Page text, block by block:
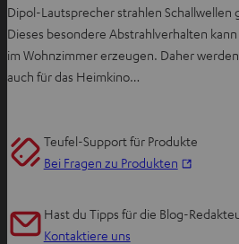
Dipol-Lautsprecher strahlen Schallwellen
Dieses besondere Abstrahlverhalten
im Wohnzimmer erzeugen. Daher
auch für das Heimkino…
Teufel-Support für Produkte
Bei Fragen zu Produkten
Hast du Tipps für die Blog-
Kontaktiere uns